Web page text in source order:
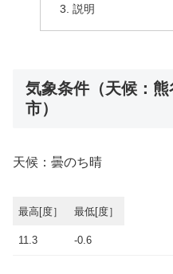
説明
気象条件（天候：
市）
天候：曇のち晴
最高[度］ 最低[度］
11.3 -0.6